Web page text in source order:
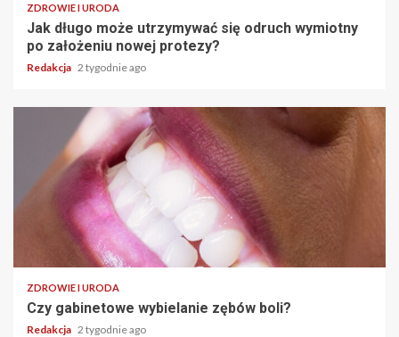
ZDROWIE I URODA
Jak długo może utrzymywać się odruch wymiotny
po założeniu nowej protezy?
Redakcja 2 tygodnie ago
ZDROWIE I URODA
Czy gabinetowe wybielanie zębów boli?
Redakcja 2 tygodnie ago